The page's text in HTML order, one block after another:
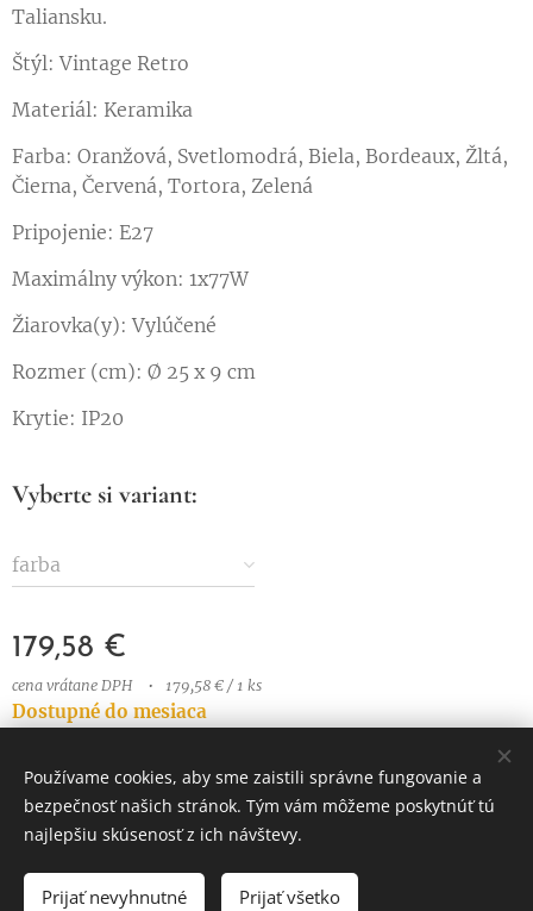
Taliansku.
Štýl: Vintage Retro
Materiál: Keramika
Farba: Oranžová, Svetlomodrá, Biela, Bordeaux, Žltá,
Čierna, Červená, Tortora, Zelená
Pripojenie: E27
Maximálny výkon: 1x77W
Žiarovka(y): Vylúčené
Rozmer (cm): Ø 25 x 9 cm
Krytie: IP20
Vyberte si variant:
farba
179,58 €
cena vrátane DPH 179,58 € / 1 ks
Dostupné do mesiaca
Používame cookies, aby sme zaistili správne fungovanie a
bezpečnosť našich stránok. Tým vám môžeme poskytnúť tú
najlepšiu skúsenosť z ich návštevy.
Prijať nevyhnutné Prijať všetko